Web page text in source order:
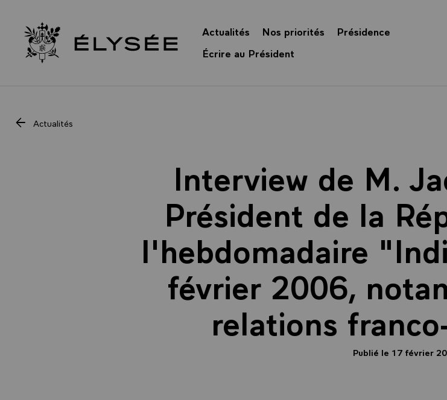
Retour à l’accueil Élysée
Actualités Nos priorités
Présidence
Écrire au Président
Actualités
Interview de M.
Président de la
l'hebdomadaire
février 2006,
relations
Publié le 17 février